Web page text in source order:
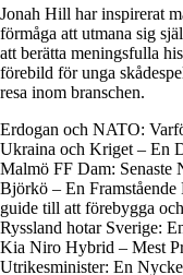
Jonah Hill har inspirerat
förmåga att utmana sig
att berätta meningsfulla
förebild för unga
resa inom branschen.
Erdogan och NATO:
Ukraina och Kriget – En
Malmö FF Dam: Senaste
Björkö – En Framstående
guide till att förebygga
Ryssland hotar Sverige:
Kia Niro Hybrid – Mest
Utrikesminister: En